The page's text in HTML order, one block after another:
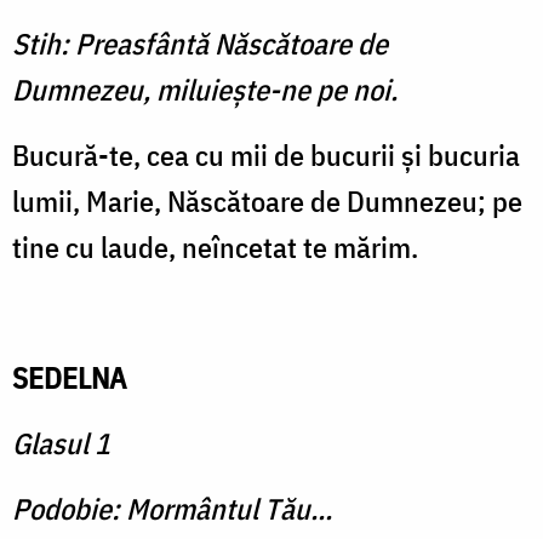
Stih: Preasfântă Născătoare de
Dumnezeu, miluieşte-ne pe noi.
Bucură-te, cea cu mii de bucurii şi bucuria
lumii, Marie, Născătoare de Dumnezeu; pe
tine cu laude, neîncetat te mărim.
SEDELNA
Glasul 1
Podobie: Mormântul Tău...